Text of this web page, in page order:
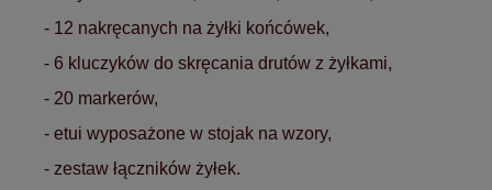
- 12 nakręcanych na żyłki końcówek,
- 6 kluczyków do skręcania drutów z żyłkami,
- 20 markerów,
- etui wyposażone w stojak na wzory,
- zestaw łączników żyłek.